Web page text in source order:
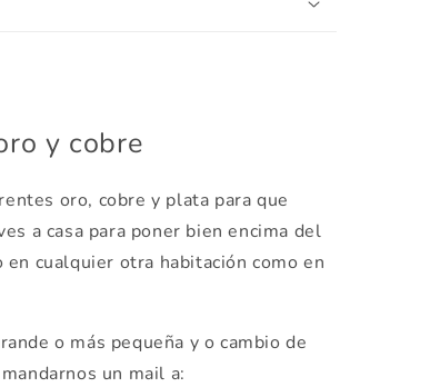
y cobre
oro, cobre y plata para que
a casa para poner bien encima del
en cualquier otra habitación como en
o más pequeña y o cambio de
un mail a: